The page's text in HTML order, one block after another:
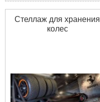
Стеллаж для хранения
колес